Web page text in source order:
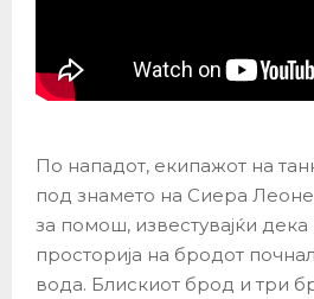
По нападот, екипажот на
под знамето на Сиера
за помош, известувајќи
просторија на бродот
вода. Блискиот брод и три